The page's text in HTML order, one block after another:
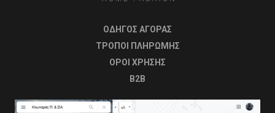
ΟΔΗΓΟΣ ΑΓΟΡΑΣ
ΤΡΟΠΟΙ ΠΛΗΡΩΜΗΣ
OΡΟΙ ΧΡΗΣΗΣ
B2B